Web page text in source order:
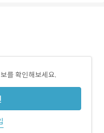
를 확인해보세요.